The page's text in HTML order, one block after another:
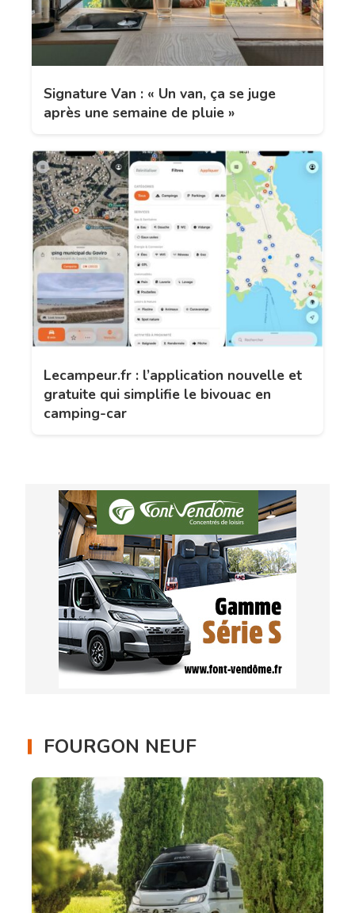
Signature Van : « Un van, ça se juge
après une semaine de pluie »
Lecampeur.fr : l’application nouvelle et
gratuite qui simplifie le bivouac en
camping-car
FOURGON NEUF